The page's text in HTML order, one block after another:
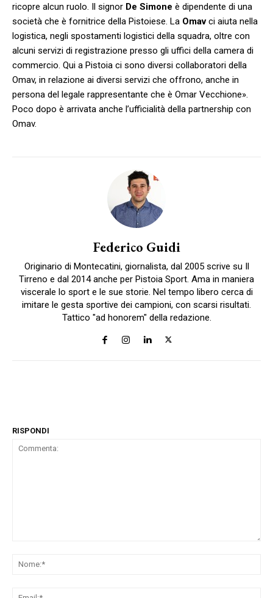
ricopre alcun ruolo. Il signor De Simone è dipendente di una
società che è fornitrice della Pistoiese. La Omavci aiuta nella
logistica, negli spostamenti logistici della squadra, oltre con
alcuni servizi di registrazione presso gli uffici della camera di
commercio. Qui a Pistoia ci sono diversi collaboratori della
Omav, in relazione ai diversi servizi che offrono, anche in
persona del legale rappresentante che è Omar Vecchione».
Poco dopo è arrivata anche l’ufficialità della partnership con
Omav.
Federico Guidi
Originario di Montecatini, giornalista, dal 2005 scrive su Il
Tirreno e dal 2014 anche per Pistoia Sport. Ama in maniera
viscerale lo sport e le sue storie. Nel tempo libero cerca di
imitare le gesta sportive dei campioni, con scarsi risultati.
Tattico "ad honorem" della redazione.
RISPONDI